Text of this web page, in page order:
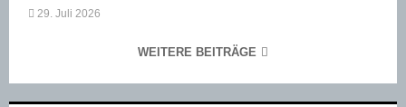
29. Juli 2026
WEITERE BEITRÄGE